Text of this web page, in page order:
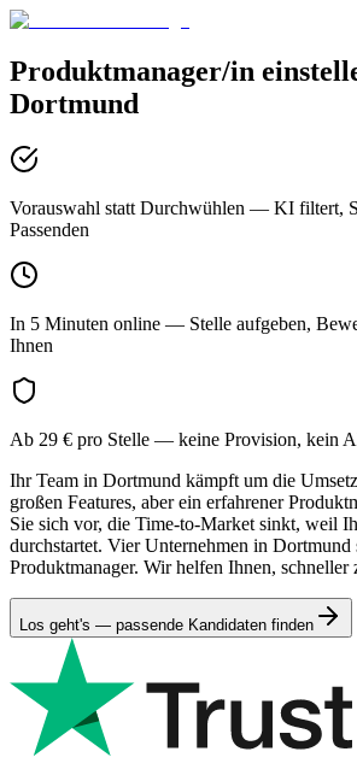
Produktmanager/in
Dortmund
Vorauswahl statt Durchwühlen — KI filtert,
Passenden
In 5 Minuten online — Stelle aufgeben,
Ihnen
Ab 29 € pro Stelle — keine Provision, kein
Ihr Team in Dortmund kämpft um die
großen Features, aber ein erfahrener
Sie sich vor, die Time-to-Market sinkt, weil
durchstartet. Vier Unternehmen in Dortmund
Produktmanager. Wir helfen Ihnen, schneller
Los geht's — passende Kandidaten finden